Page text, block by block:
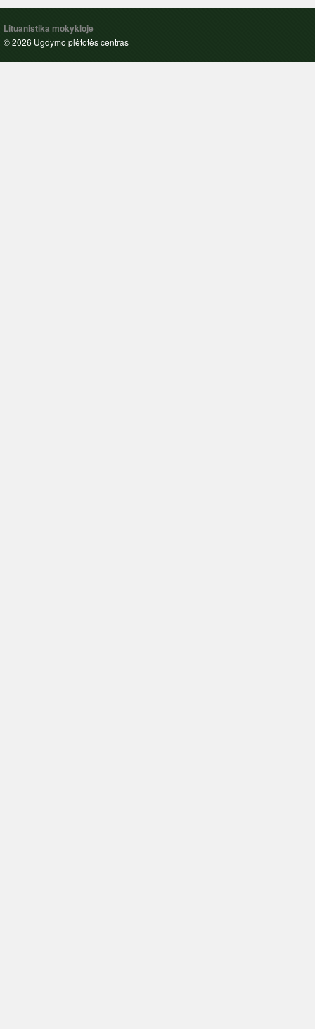
Lituanistika mokykloje
© 2026 Ugdymo plėtotės centras